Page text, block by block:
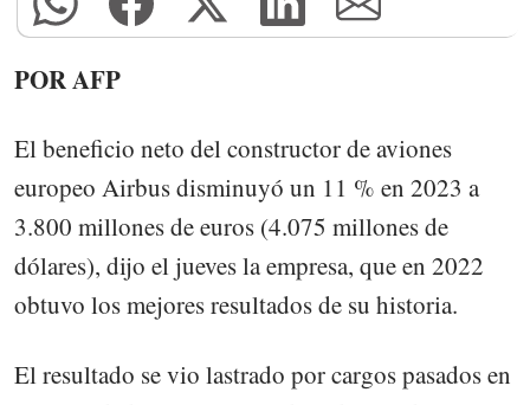
POR AFP
El beneficio neto del constructor de aviones
europeo Airbus disminuyó un 11 % en 2023 a
3.800 millones de euros (4.075 millones de
dólares), dijo el jueves la empresa, que en 2022
obtuvo los mejores resultados de su historia.
El resultado se vio lastrado por cargos pasados en